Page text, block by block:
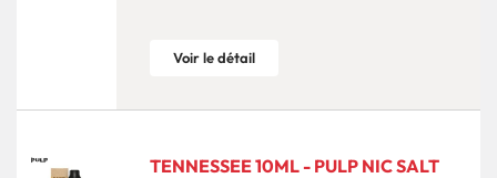
Voir le détail
TENNESSEE 10ML - PULP NIC SALT